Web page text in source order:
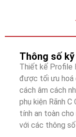
Thông số
Thiết kế Profile
được tối ưu hoá
cách âm cách
phụ kiện Rãnh C
tính an toàn
với các thông